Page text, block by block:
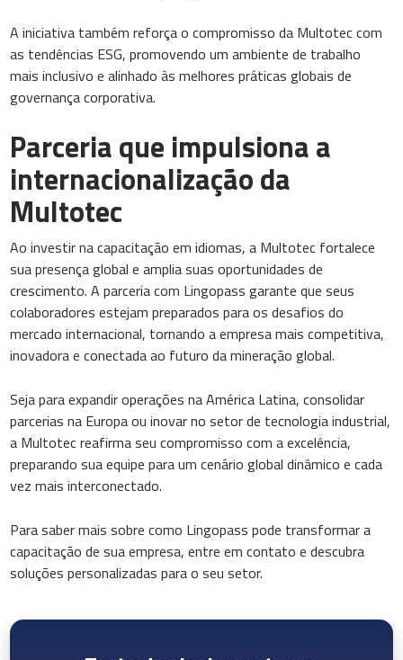
A iniciativa também reforça o compromisso da Multotec com
as tendências ESG, promovendo um ambiente de trabalho
mais inclusivo e alinhado às melhores práticas globais de
governança corporativa.
Parceria que impulsiona a
internacionalização da
Multotec
Ao investir na capacitação em idiomas, a Multotec fortalece
sua presença global e amplia suas oportunidades de
crescimento. A parceria com Lingopass garante que seus
colaboradores estejam preparados para os desafios do
mercado internacional, tornando a empresa mais competitiva,
inovadora e conectada ao futuro da mineração global.
Seja para expandir operações na América Latina, consolidar
parcerias na Europa ou inovar no setor de tecnologia industrial,
a Multotec reafirma seu compromisso com a excelência,
preparando sua equipe para um cenário global dinâmico e cada
vez mais interconectado.
Para saber mais sobre como Lingopass pode transformar a
capacitação de sua empresa, entre em contato e descubra
soluções personalizadas para o seu setor.